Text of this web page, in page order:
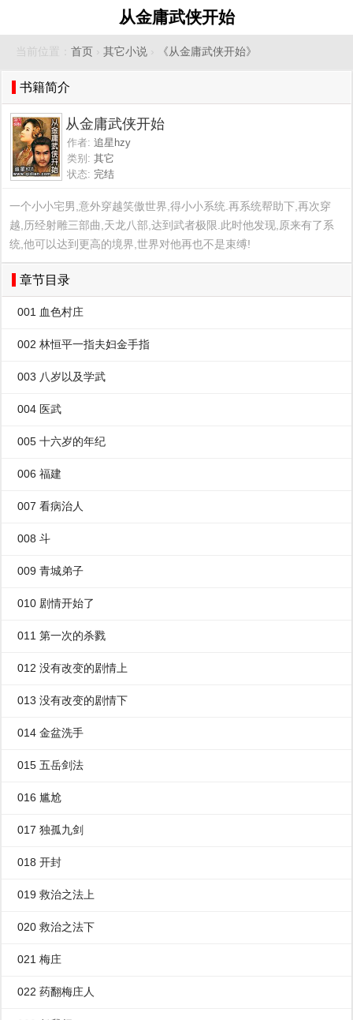
从金庸武侠开始
当前位置： 首页 › 其它小说 › 《从金庸武侠开始》
书籍简介
从金庸武侠开始
作者: 追星hzy
类别: 其它
状态: 完结
一个小小宅男,意外穿越笑傲世界,得小小系统.再系统帮助下,再次穿
越,历经射雕三部曲,天龙八部,达到武者极限.此时他发现,原来有了系
统,他可以达到更高的境界,世界对他再也不是束缚!
章节目录
001 血色村庄
002 林恒平一指夫妇金手指
003 八岁以及学武
004 医武
005 十六岁的年纪
006 福建
007 看病治人
008 斗
009 青城弟子
010 剧情开始了
011 第一次的杀戮
012 没有改变的剧情上
013 没有改变的剧情下
014 金盆洗手
015 五岳剑法
016 尴尬
017 独孤九剑
018 开封
019 救治之法上
020 救治之法下
021 梅庄
022 药翻梅庄人